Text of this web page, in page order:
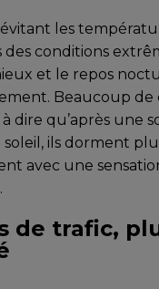
les
des conditions
et le repos
Beaucoup de
à dire qu’après une
ils dorment
avec une
de trafic,